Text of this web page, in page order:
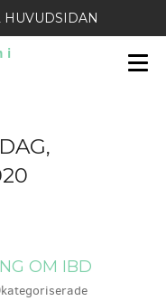
HUVUDSIDAN
OM IBD